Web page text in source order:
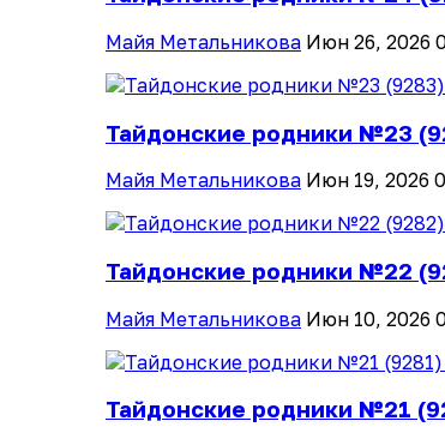
Майя Метальникова Июн 26, 2026
Тайдонские родники №23
Майя Метальникова Июн 19, 2026 0
Тайдонские родники №22
Майя Метальникова Июн 10, 2026
Тайдонские родники №21